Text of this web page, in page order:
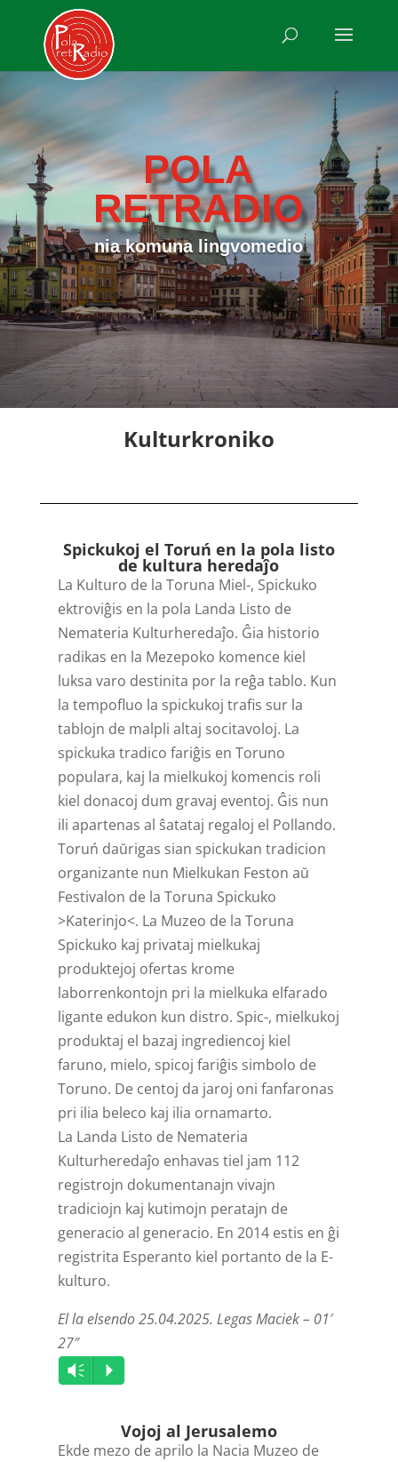
POLA
RETRADIO
nia komuna lingvomedio
Kulturkroniko
Spickukoj el Toruń en la pola listo
de kultura heredaĵo
La Kulturo de la Toruna Miel-, Spickuko
ektroviĝis en la pola Landa Listo de
Nemateria Kulturheredaĵo. Ĝia historio
radikas en la Mezepoko komence kiel
luksa varo destinita por la reĝa tablo. Kun
la tempofluo la spickukoj trafis sur la
tablojn de malpli altaj socitavoloj. La
spickuka tradico fariĝis en Toruno
populara, kaj la mielkukoj komencis roli
kiel donacoj dum gravaj eventoj. Ĝis nun
ili apartenas al ŝatataj regaloj el Pollando.
Toruń daŭrigas sian spickukan tradicion
organizante nun Mielkukan Feston aŭ
Festivalon de la Toruna Spickuko
>Katerinjo<. La Muzeo de la Toruna
Spickuko kaj privataj mielkukaj
produktejoj ofertas krome
laborrenkontojn pri la mielkuka elfarado
ligante edukon kun distro. Spic-, mielkukoj
produktaj el bazaj ingrediencoj kiel
faruno, mielo, spicoj fariĝis simbolo de
Toruno. De centoj da jaroj oni fanfaronas
pri ilia beleco kaj ilia ornamarto.
La Landa Listo de Nemateria
Kulturheredaĵo enhavas tiel jam 112
registrojn dokumentanajn vivajn
tradiciojn kaj kutimojn peratajn de
generacio al generacio. En 2014 estis en ĝi
registrita Esperanto kiel portanto de la E-
kulturo.
El la elsendo 25.04.2025. Legas Maciek – 01′
27″
Audio
Player
Vm P
Vojoj al Jerusalemo
Ekde mezo de aprilo la Nacia Muzeo de